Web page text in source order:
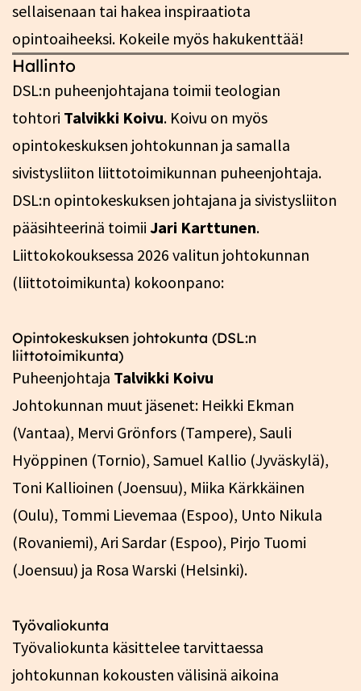
sellaisenaan tai hakea inspiraatiota
opintoaiheeksi. Kokeile myös hakukenttää!
Hallinto
DSL:n puheenjohtajana toimii teologian
tohtori Talvikki Koivu. Koivu on myös
opintokeskuksen johtokunnan ja samalla
sivistysliiton liittotoimikunnan puheenjohtaja.
DSL:n opintokeskuksen johtajana ja sivistysliiton
pääsihteerinä toimii Jari Karttunen.
Liittokokouksessa 2026 valitun johtokunnan
(liittotoimikunta) kokoonpano:
Opintokeskuksen johtokunta (DSL:n
liittotoimikunta)
Puheenjohtaja Talvikki Koivu
Johtokunnan muut jäsenet: Heikki Ekman
(Vantaa), Mervi Grönfors (Tampere), Sauli
Hyöppinen (Tornio), Samuel Kallio (Jyväskylä),
Toni Kallioinen (Joensuu), Miika Kärkkäinen
(Oulu), Tommi Lievemaa (Espoo), Unto Nikula
(Rovaniemi), Ari Sardar (Espoo), Pirjo Tuomi
(Joensuu) ja Rosa Warski (Helsinki).
Työvaliokunta
Työvaliokunta käsittelee tarvittaessa
johtokunnan kokousten välisinä aikoina